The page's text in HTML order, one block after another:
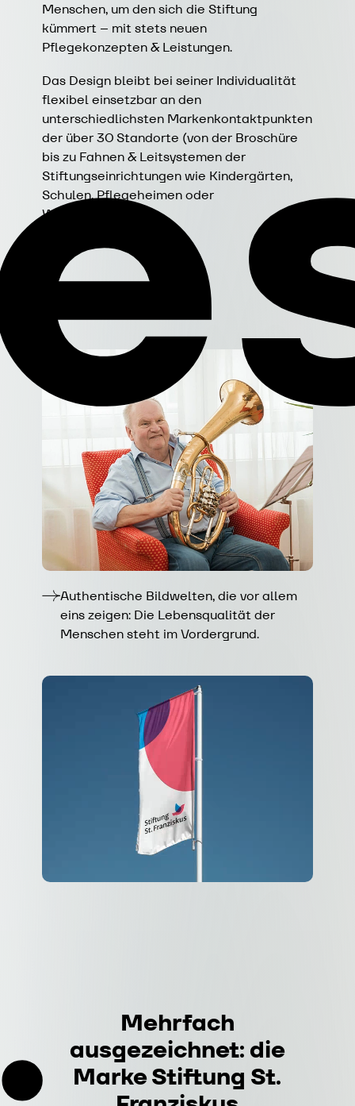
Menschen, um den sich die Stiftung
kümmert – mit stets neuen
Pflegekonzepten & Leistungen.
Das Design bleibt bei seiner Individualität
flexibel einsetzbar an den
unterschiedlichsten Markenkontaktpunkten
der über 30 Standorte (von der Broschüre
bis zu Fahnen & Leitsystemen der
Stiftungseinrichtungen wie Kindergärten,
Schulen, Pflegeheimen oder
Wohneinheiten).
Authentische Bildwelten, die vor allem
eins zeigen: Die Lebensqualität der
Menschen steht im Vordergrund.
Mehrfach
ausgezeichnet:die
MarkeStiftung St.